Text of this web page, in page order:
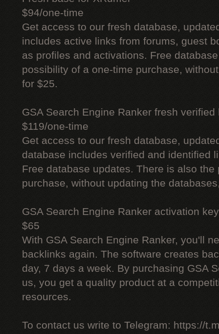
$94/one-time
Get access to our fresh database,
includes active links from forums, guest
as profiles and activations. Free
possibility of a one-time purchase,
for $25.
GSA Search Engine Ranker fresh verified
$119/one-time
Get access to our fresh database,
database includes verified and identified
Free database updates. There is also
purchase, without updating the
GSA Search Engine Ranker activation key
$65
With GSA Search Engine Ranker, you'll
backlinks again. The software creates
day, 7 days a week. By purchasing GSA
us, you get a quality product at a
resources.
To contact us write to Telegram: https://